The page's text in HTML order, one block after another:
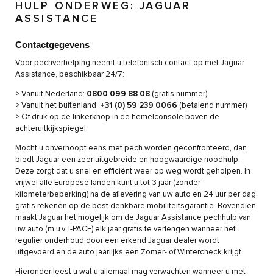
HULP ONDERWEG: JAGUAR
ASSISTANCE
Contactgegevens
Voor pechverhelping neemt u telefonisch contact op met Jaguar
Assistance, beschikbaar 24/7:
> Vanuit Nederland: 0800 099 88 08 (gratis nummer)
> Vanuit het buitenland: +31 (0) 59 239 0066 (betalend nummer)
> Of druk op de linkerknop in de hemelconsole boven de
achteruitkijkspiegel
Mocht u onverhoopt eens met pech worden geconfronteerd, dan
biedt Jaguar een zeer uitgebreide en hoogwaardige noodhulp.
Deze zorgt dat u snel en efficiënt weer op weg wordt geholpen. In
vrijwel alle Europese landen kunt u tot 3 jaar (zonder
kilometerbeperking) na de aflevering van uw auto en 24 uur per dag
gratis rekenen op de best denkbare mobiliteitsgarantie. Bovendien
maakt Jaguar het mogelijk om de Jaguar Assistance pechhulp van
uw auto (m.u.v. I-PACE) elk jaar gratis te verlengen wanneer het
regulier onderhoud door een erkend Jaguar dealer wordt
uitgevoerd en de auto jaarlijks een Zomer- of Wintercheck krijgt.
Hieronder leest u wat u allemaal mag verwachten wanneer u met